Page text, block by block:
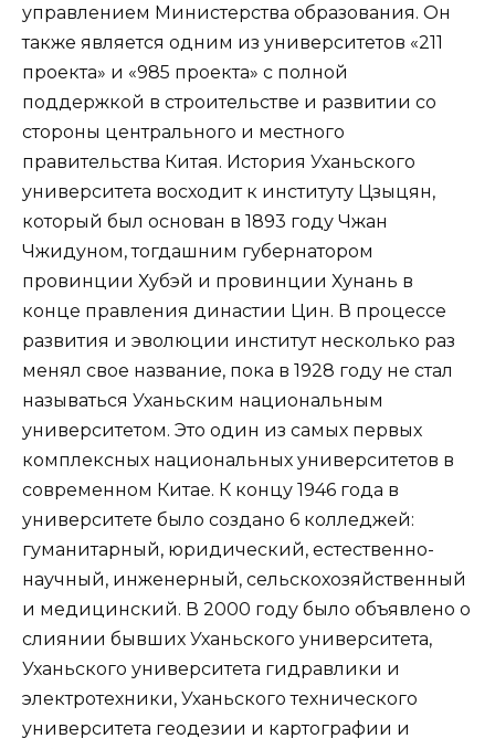
управлением Министерства образования. Он
также является одним из университетов «211
проекта» и «985 проекта» с полной
поддержкой в строительстве и развитии со
стороны центрального и местного
правительства Китая. История Уханьского
университета восходит к институту Цзыцян,
который был основан в 1893 году Чжан
Чжидуном, тогдашним губернатором
провинции Хубэй и провинции Хунань в
конце правления династии Цин. В процессе
развития и эволюции институт несколько раз
менял свое название, пока в 1928 году не стал
называться Уханьским национальным
университетом. Это один из самых первых
комплексных национальных университетов в
современном Китае. К концу 1946 года в
университете было создано 6 колледжей:
гуманитарный, юридический, естественно-
научный, инженерный, сельскохозяйственный
и медицинский. В 2000 году было объявлено о
слиянии бывших Уханьского университета,
Уханьского университета гидравлики и
электротехники, Уханьского технического
университета геодезии и картографии и